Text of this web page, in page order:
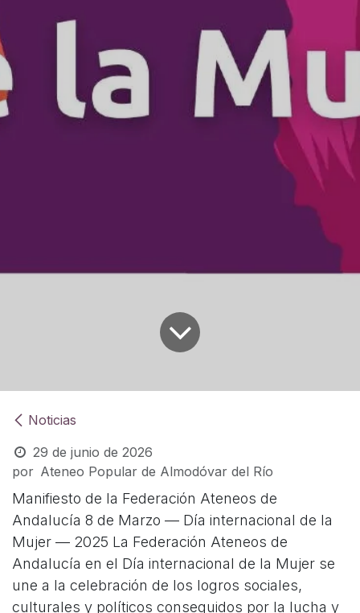
Noticias
29 de junio de 2026
por Ateneo Popular de Almodóvar del Río
Manifiesto de la Federación Ateneos de
Andalucía 8 de Marzo — Día internacional de la
Mujer — 2025 La Federación Ateneos de
Andalucía en el Día internacional de la Mujer se
une a la celebración de los logros sociales,
culturales y políticos conseguidos por la lucha y